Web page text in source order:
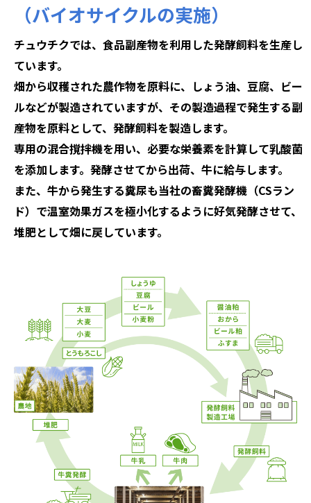
（バイオサイクルの実施）
チュウチクでは、食品副産物を利用した発酵飼料を生産し
ています。
畑から収穫された農作物を原料に、しょう油、豆腐、ビー
ルなどが製造されていますが、その製造過程で発生する副
産物を原料として、発酵飼料を製造します。
専用の混合撹拌機を用い、必要な栄養素を計算して乳酸菌
を添加します。発酵させてから出荷、牛に給与します。
また、牛から発生する糞尿も当社の畜糞発酵機（CSラン
ド）で温室効果ガスを極小化するように好気発酵させて、
堆肥として畑に戻しています。